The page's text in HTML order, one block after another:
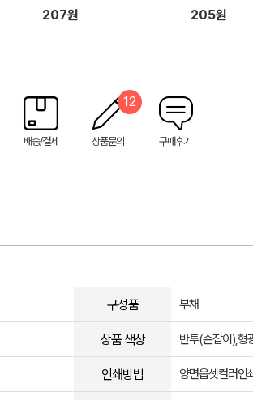
207원 205원
배송/결제 상품문의
12
구매후기
구성품 부채
상품 색상 반투(손잡이),형
인쇄방법 양면옵셋컬러인